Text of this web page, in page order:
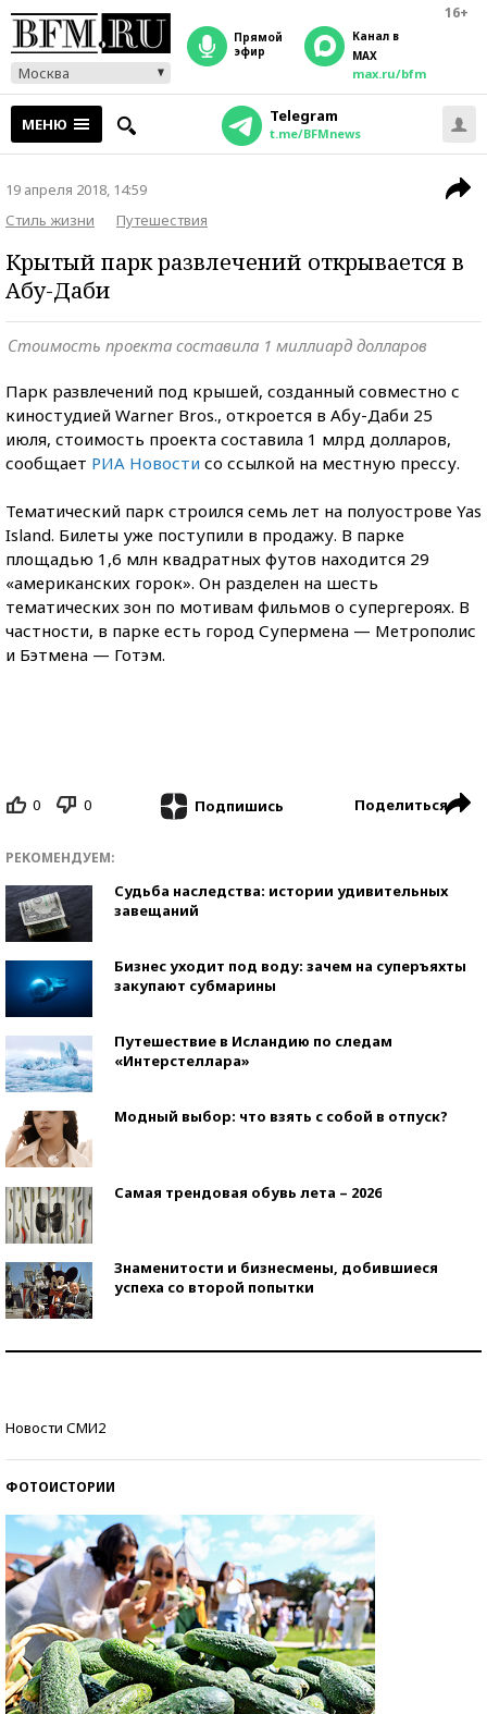
16+
Москва
прямой
эфир
Канал в
MAX
max.ru/bfm
МЕНЮ Telegram
t.me/BFMnews
19 апреля 2018, 14:59
Стиль жизни
Путешествия
Крытый парк развлечений открывается в
Абу-Даби
Стоимость проекта составила 1 миллиард долларов
Парк развлечений под крышей, созданный совместно с
киностудией Warner Bros., откроется в Абу-Даби 25
июля, стоимость проекта составила 1 млрд долларов,
сообщает РИА Новости со ссылкой на местную прессу.
Тематический парк строился семь лет на полуострове Yas
Island. Билеты уже поступили в продажу. В парке
площадью 1,6 млн квадратных футов находится 29
«американских горок». Он разделен на шесть
тематических зон по мотивам фильмов о супергероях. В
частности, в парке есть город Супермена — Метрополис
и Бэтмена — Готэм.
0 0 Подпишись Поделиться
РЕКОМЕНДУЕМ:
Судьба наследства: истории удивительных
завещаний
Бизнес уходит под воду: зачем на суперъяхты
закупают субмарины
Путешествие в Исландию по следам
«Интерстеллара»
Модный выбор: что взять с собой в отпуск?
Самая трендовая обувь лета – 2026
Знаменитости и бизнесмены, добившиеся
успеха со второй попытки
Новости СМИ2
ФОТОИСТОРИИ